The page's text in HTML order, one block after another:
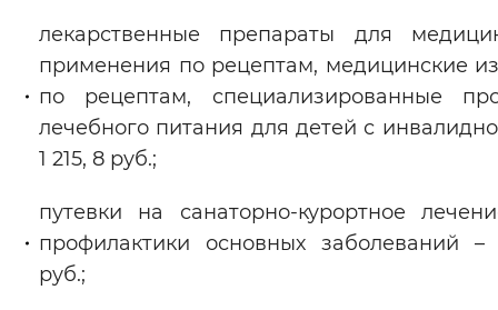
лекарственные препараты для
применения по рецептам, медицинские
по рецептам, специализированные
лечебного питания для детей с
1 215, 8 руб.;
путевки на санаторно-курортное
профилактики основных заболеваний –
руб.;